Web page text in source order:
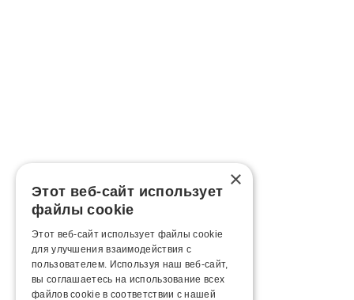
×
Этот веб-сайт использует
файлы cookie
Этот веб-сайт использует файлы cookie
для улучшения взаимодействия с
пользователем. Используя наш веб-сайт,
вы соглашаетесь на использование всех
файлов cookie в соответствии с нашей